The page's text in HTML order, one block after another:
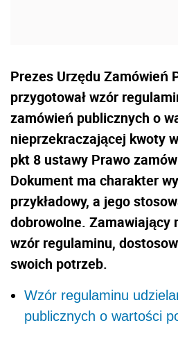
Prezes Urzędu Zamówień
przygotował wzór
zamówień publicznych o
nieprzekraczającej kwoty
pkt 8 ustawy Prawo
Dokument ma charakter
przykładowy, a jego
dobrowolne. Zamawiający
wzór regulaminu,
swoich potrzeb.
Wzór regulaminu
publicznych o wartości